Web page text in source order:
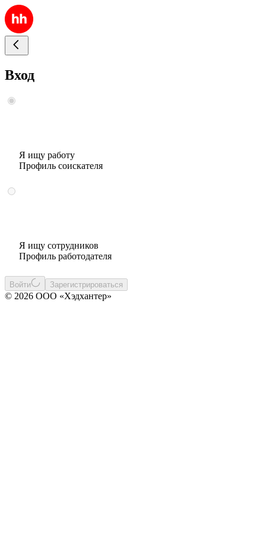
Вход
Я ищу работу
Профиль соискателя
Я ищу сотрудников
Профиль работодателя
Войти Зарегистрироваться
© 2026 ООО «Хэдхантер»